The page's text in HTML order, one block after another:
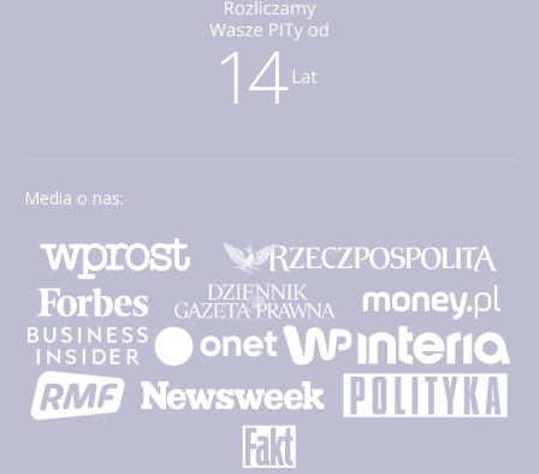
Media o nas: